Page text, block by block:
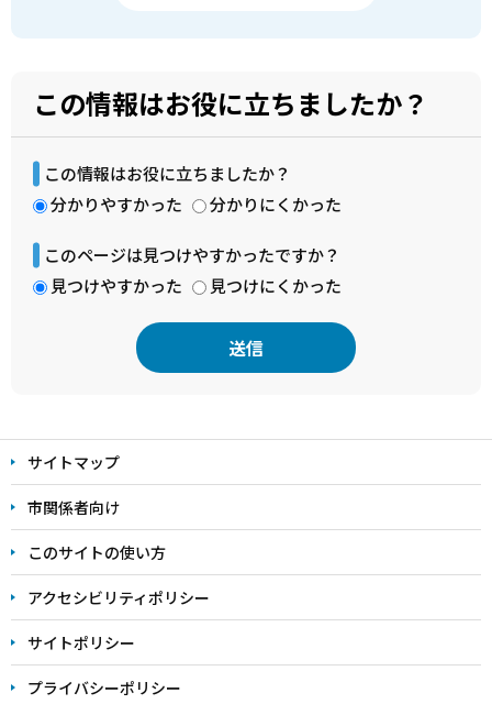
この情報はお役に立ちましたか？
この情報はお役に立ちましたか？
分かりやすかった
分かりにくかった
このページは見つけやすかったですか？
見つけやすかった
見つけにくかった
文
こ
こ
ま
で
サイトマップ
市関係者向け
このサイトの使い方
アクセシビリティポリシー
サイトポリシー
プライバシーポリシー